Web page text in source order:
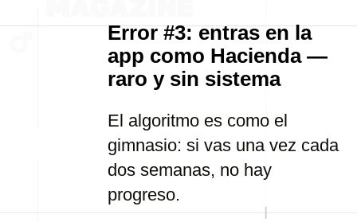
Error #3: entras en la
app como Hacienda —
raro y sin sistema
El algoritmo es como el
gimnasio: si vas una vez cada
dos semanas, no hay
progreso.